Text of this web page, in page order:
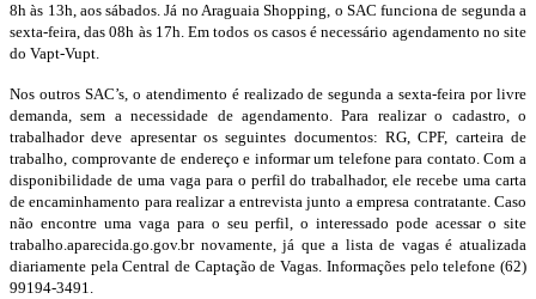
8h às 13h, aos sábados. Já no Araguaia Shopping, o SAC funciona de segunda a
sexta-feira, das 08h às 17h. Em todos os casos é necessário agendamento no site
do Vapt-Vupt.
Nos outros SAC’s, o atendimento é realizado de segunda a sexta-feira por livre
demanda, sem a necessidade de agendamento. Para realizar o cadastro, o
trabalhador deve apresentar os seguintes documentos: RG, CPF, carteira de
trabalho, comprovante de endereço e informar um telefone para contato. Com a
disponibilidade de uma vaga para o perfil do trabalhador, ele recebe uma carta
de encaminhamento para realizar a entrevista junto a empresa contratante. Caso
não encontre uma vaga para o seu perfil, o interessado pode acessar o site
trabalho.aparecida.go.gov.br novamente, já que a lista de vagas é atualizada
diariamente pela Central de Captação de Vagas. Informações pelo telefone (62)
99194-3491.